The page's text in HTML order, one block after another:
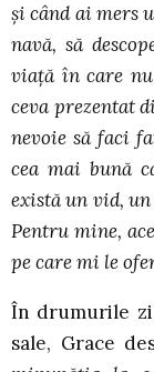
și când ai mers
navă, să
viață în care nu
ceva prezentat
nevoie să faci
cea mai bună
există un vid,
Pentru mine,
pe care mi le
În drumurile
sale, Grace